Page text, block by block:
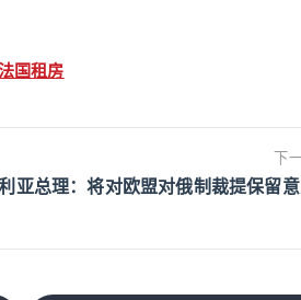
马上打电话请司法执
生争议，租客可以向
单独委托的现场记录。
国租房
下
亚总理：将对欧盟对俄制裁提保留